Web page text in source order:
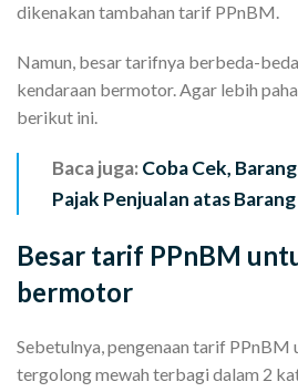
dikenakan tambahan tarif PPnBM.
Namun, besar tarifnya berbeda-
kendaraan bermotor. Agar lebih
berikut ini.
Baca juga:Coba Cek,
Pajak Penjualan atas
Besar tarif PPnBM
bermotor
Sebetulnya, pengenaan tarif PPnBM
tergolong mewah terbagi dalam 2